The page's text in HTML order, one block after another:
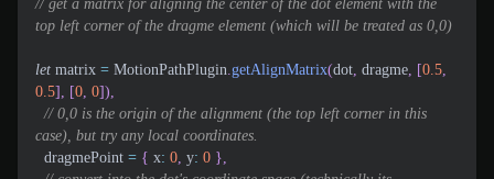
top left corner of the dragme element (which will be treated as 0,0)
let matrix = MotionPathPlugin getAlignMatrix(dot dragme [0.5
0.5] [0 0])
// 0,0 is the origin of the alignment (the top left corner in this
case), but try any local coordinates.
  dragmePoint
= { x: 0 y: 0 }